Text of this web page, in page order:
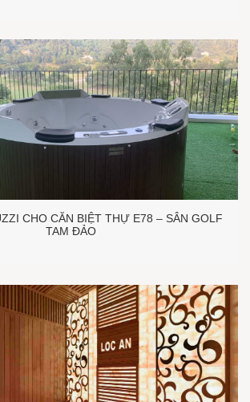
CHO CĂN BIỆT THỰ E78 – SÂN GOLF
TAM ĐẢO